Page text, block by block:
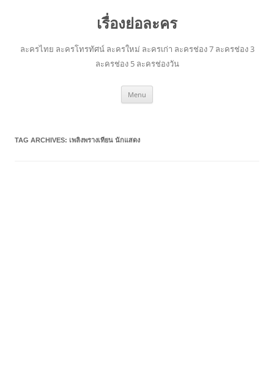
เรื่องย่อละคร
ละครไทย ละครโทรทัศน์ ละครใหม่ ละครเก่า ละครช่อง 7 ละครช่อง 3
ละครช่อง 5 ละครช่องวัน
Menu
TAG ARCHIVES: เพลิงพรางเทียน นักแสดง